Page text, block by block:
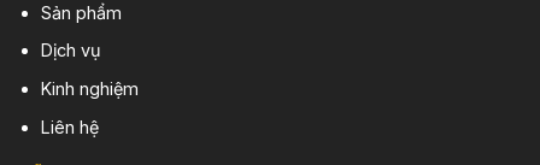
Sản phẩm
Dịch vụ
Kinh nghiệm
Liên hệ